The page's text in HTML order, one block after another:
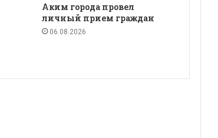
Аким города провел
личный прием граждан
06.08.2026